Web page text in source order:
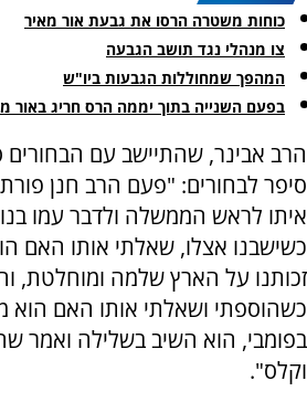
כוחות משטרה הרסו את גבעת אור מאיר
צו מנהלי נגד תושב הגבעה
המהפך שמחוללות הגבעות ביו"ש
בפעם השנייה בתוך יממה הרס חריג באור
הרב אבינר, שהתיישב עם הבחורים
סיפר לבחורים: "פעם הרב חנן
איתו לראש הממשלה ולדבר עמו
כשישבנו אצלו, שאלתי אותו האם
זכותנו על הארץ שלמה ומוחלטת,
כשהוספתי ושאלתי אותו האם הוא
בפומבי, הוא השיב בשלילה ואמר
וקלס".